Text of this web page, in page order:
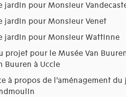
jardin pour Monsieur
jardin pour Monsieur Venet
jardin pour Monsieur Wattinne
projet pour le Musée Van
Buuren à Uccle
à propos de l'aménagement